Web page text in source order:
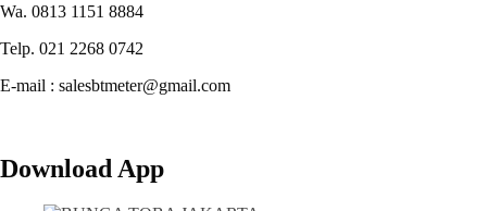
Wa. 0813 1151 8884
Telp. 021 2268 0742
E-mail : salesbtmeter@gmail.com
Download App